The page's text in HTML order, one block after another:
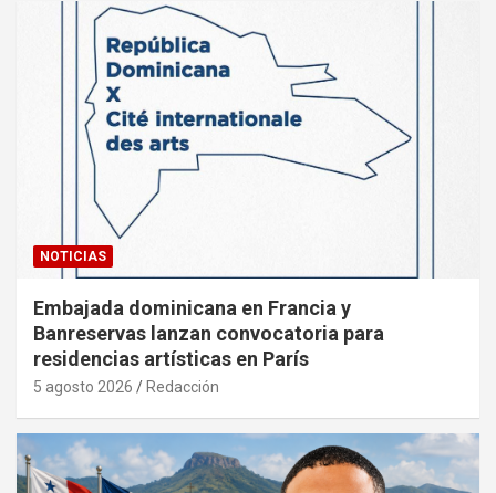
NOTICIAS
Embajada dominicana en Francia y
Banreservas lanzan convocatoria para
residencias artísticas en París
5 agosto 2026 Redacción